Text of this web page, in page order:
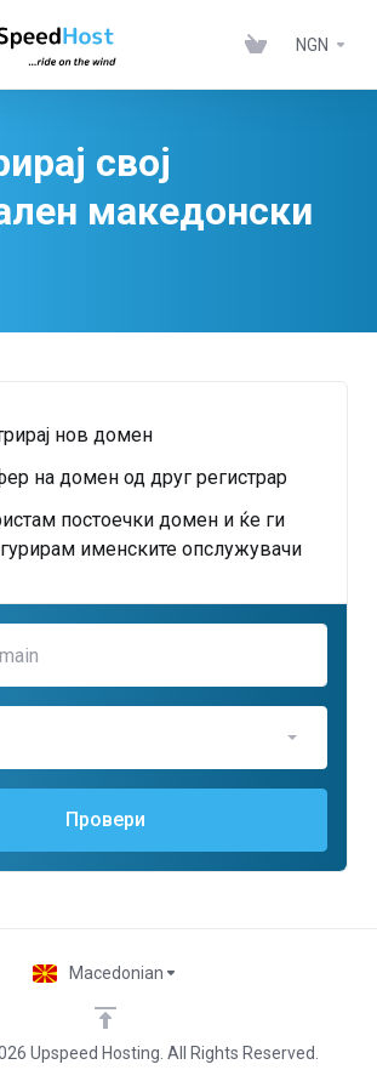
NGN
свој
македонски
нов домен
на домен од друг регистрар
постоечки домен и ќе ги
именските опслужувачи
Провери
Upspeed Hosting. All Rights Reserved.
Macedonian